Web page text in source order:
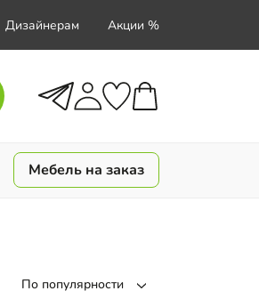
Дизайнерам Акции %
Мебель на заказ
По популярности